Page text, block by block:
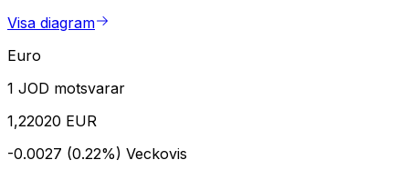
Visa diagram
Euro
1 JOD motsvarar
1,22020 EUR
-0.0027 (0.22%) Veckovis